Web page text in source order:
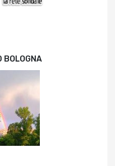
BOLOGNA